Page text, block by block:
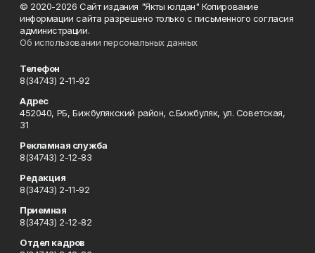
© 2020-2026 Сайт издания "Якты юлдан" Копирование
информации сайта разрешено только с письменного согласия
администрации.
Об использовании персональных данных
Телефон
8(34743) 2-11-92
Адрес
452040, РБ, Бижбулякский район, с.Бижбуляк, ул. Советская,
31
Рекламная служба
8(34743) 2-12-83
Редакция
8(34743) 2-11-92
Приемная
8(34743) 2-12-82
Отдел кадров